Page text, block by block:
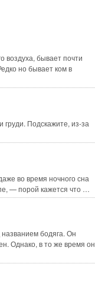
воздуха, бывает почти
но бывает ком в
Подскажите, из-за
во время ночного сна
— порой кажется что …
бодяга. Он
Однако, в то же время он